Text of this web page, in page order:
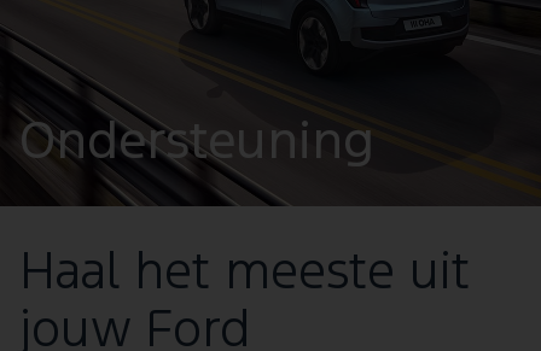
Ondersteuning
Haal het meeste uit
jouw Ford